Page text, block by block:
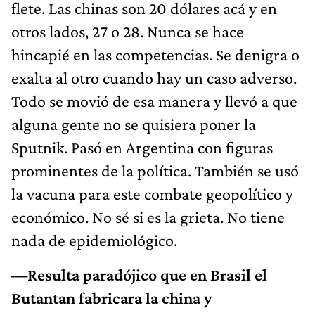
flete. Las chinas son 20 dólares acá y en
otros lados, 27 o 28. Nunca se hace
hincapié en las competencias. Se denigra o
exalta al otro cuando hay un caso adverso.
Todo se movió de esa manera y llevó a que
alguna gente no se quisiera poner la
Sputnik. Pasó en Argentina con figuras
prominentes de la política. También se usó
la vacuna para este combate geopolítico y
económico. No sé si es la grieta. No tiene
nada de epidemiológico.
—Resulta paradójico que en Brasil el
Butantan fabricara la china y